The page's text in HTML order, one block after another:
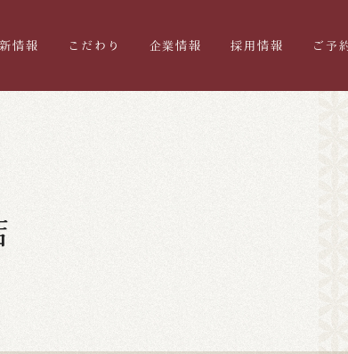
情報 こだわり 企業情報 採用情報 ご予